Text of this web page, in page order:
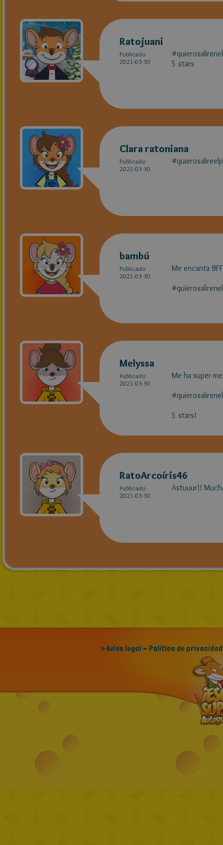
Ratojuani
Publicado
2021-03-30
5 stars
Clara ratoniana
Publicado
2021-03-30
bambú
Publicado
2021-03-30
Me encanta
Melyssa
Publicado
2021-03-30
Me ha super-
5 stars!
RatoArcoíris46
Publicado
2021-03-30
Astuuur!!
» Aviso legal - Política de privacidad